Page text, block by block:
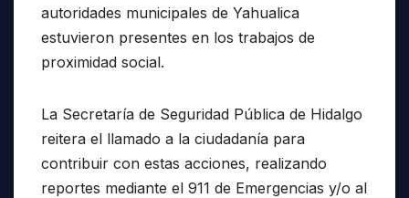
autoridades municipales de Yahualica
estuvieron presentes en los trabajos de
proximidad social.
La Secretaría de Seguridad Pública de Hidalgo
reitera el llamado a la ciudadanía para
contribuir con estas acciones, realizando
reportes mediante el 911 de Emergencias y/o al